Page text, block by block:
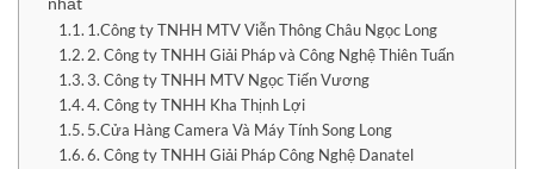
1.Công ty TNHH MTV Viễn Thông Châu Ngọc Long
2. Công ty TNHH Giải Pháp và Công Nghệ Thiên Tuấn
3. Công ty TNHH MTV Ngọc Tiến Vương
4. Công ty TNHH Kha Thịnh Lợi
5.Cửa Hàng Camera Và Máy Tính Song Long
6. Công ty TNHH Giải Pháp Công Nghệ Danatel